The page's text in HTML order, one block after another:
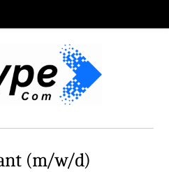
(m/w/d)